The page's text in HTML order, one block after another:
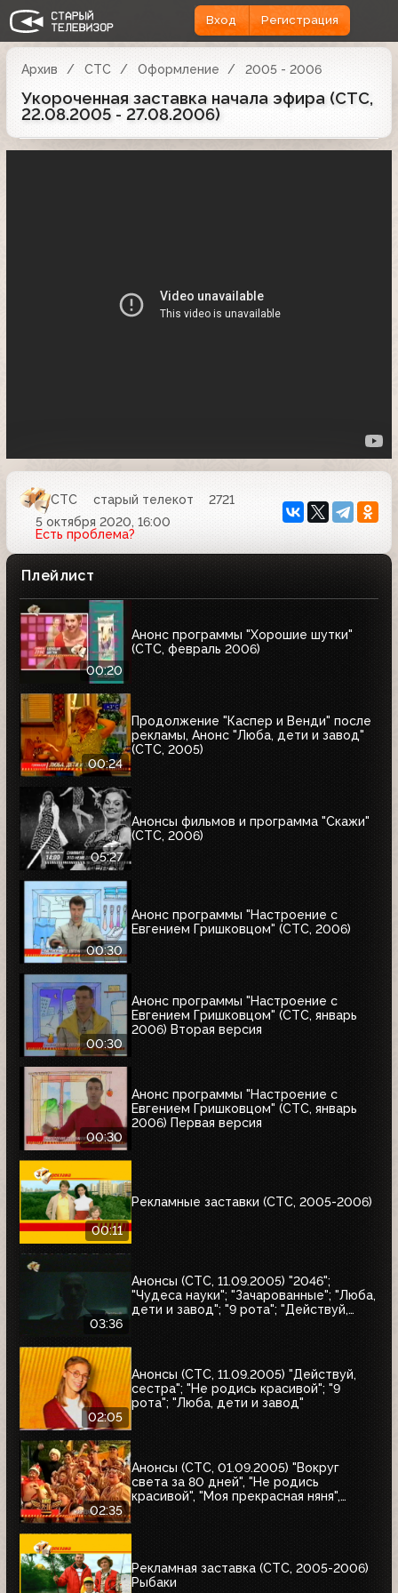
Вход Регистрация
Архив СТС Оформление 2005 - 2006
Укороченная заставка начала эфира (СТС,
22.08.2005 - 27.08.2006)
СТС старый телекот
2721
5 октября 2020, 16:00
Есть проблема?
Плейлист
00:20
Анонс программы "Хорошие шутки"
(СТС, февраль 2006)
00:24
Продолжение "Каспер и Венди" после
рекламы, Анонс "Люба, дети и завод"
(СТС, 2005)
05:27
Анонсы фильмов и программа "Скажи"
(СТС, 2006)
00:30
Анонс программы "Настроение с
Евгением Гришковцом" (СТС, 2006)
00:30
Анонс программы "Настроение с
Евгением Гришковцом" (СТС, январь
2006) Вторая версия
00:30
Анонс программы "Настроение с
Евгением Гришковцом" (СТС, январь
2006) Первая версия
00:11
Рекламные заставки (СТС, 2005-2006)
03:36
Анонсы (СТС, 11.09.2005) "2046";
"Чудеса науки"; "Зачарованные"; "Люба,
дети и завод"; "9 рота"; "Действуй,
02:05
Анонсы (СТС, 11.09.2005) "Действуй,
сестра"; "Не родись красивой"; "9
рота"; "Люба, дети и завод"
02:35
Анонсы (СТС, 01.09.2005) "Вокруг
света за 80 дней", "Не родись
красивой", "Моя прекрасная няня",
Рекламная заставка (СТС, 2005-2006)
Рыбаки